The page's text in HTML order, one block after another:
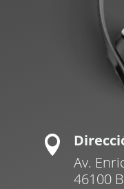

Av.
46100